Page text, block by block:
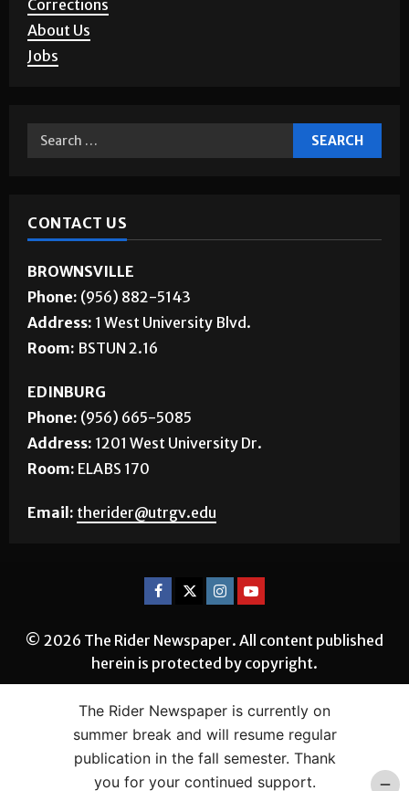
Corrections
About Us
Jobs
CONTACT US
BROWNSVILLE
Phone: (956) 882-5143
Address: 1 West University Blvd.
Room: BSTUN 2.16
EDINBURG
Phone: (956) 665-5085
Address: 1201 West University Dr.
Room: ELABS 170
Email: therider@utrgv.edu
© 2026 The Rider Newspaper. All content published
herein is protected by copyright.
The Rider Newspaper is currently on
summer break and will resume regular
publication in the fall semester. Thank
you for your continued support.